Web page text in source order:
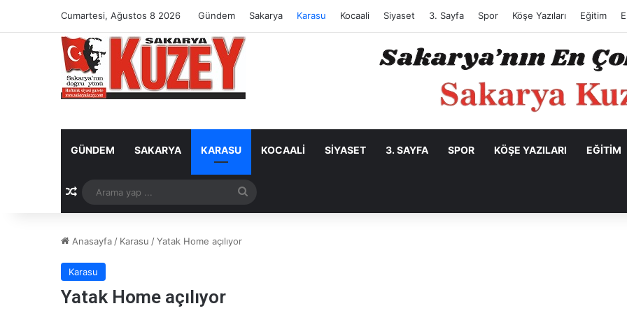
Cumartesi, Ağustos 8 2026 Gündem Sakarya Karasu Kocaali Siyaset 3. Sayfa Spor Köşe Yazıları Eğitim
GÜNDEM SAKARYA KARASU KOCAALI SIYASET 3. SAYFA SPOR KÖŞE YAZILARI EĞITIM
Rastgele Makale
yap
Anasayfa / Karasu /Yatak Home açılıyor
Karasu
Yatak Home açılıyor